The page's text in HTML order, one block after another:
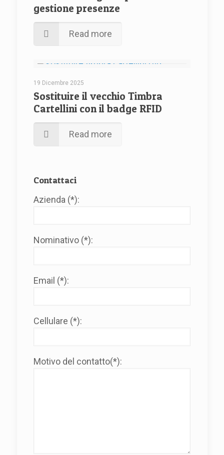
gestione presenze
Read more
19 Dicembre 2025
Sostituire il vecchio Timbra
Cartellini con il badge RFID
Read more
Contattaci
Azienda (*):
Nominativo (*):
Email (*):
Cellulare (*):
Motivo del contatto(*):